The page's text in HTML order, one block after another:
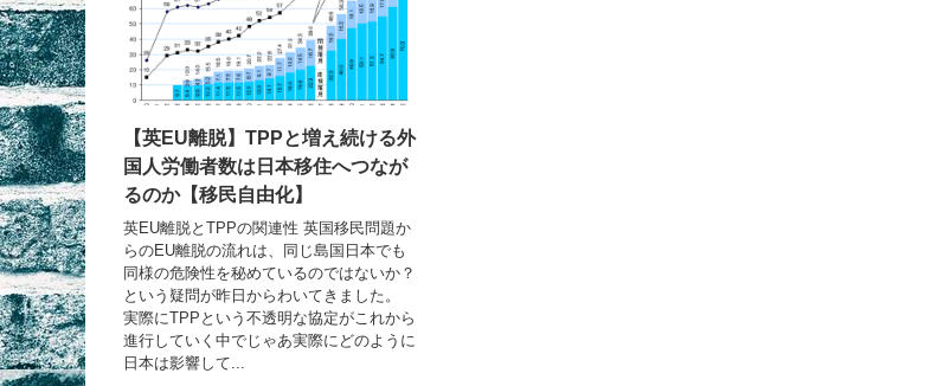
【英EU離脱】TPPと増え続ける外
国人労働者数は日本移住へつなが
るのか【移民自由化】
英EU離脱とTPPの関連性 英国移民問題か
らのEU離脱の流れは、同じ島国日本でも
同様の危険性を秘めているのではないか？
という疑問が昨日からわいてきました。
実際にTPPという不透明な協定がこれから
進行していく中でじゃあ実際にどのように
日本は影響して...